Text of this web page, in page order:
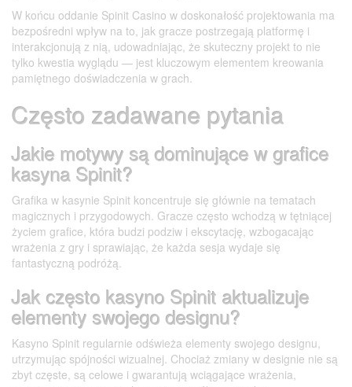
W końcu oddanie Spinit Casino w doskonałość projektowania ma
bezpośredni wpływ na to, jak gracze postrzegają platformę i
interakcjonują z nią, udowadniając, że skuteczny projekt to nie
tylko kwestia wyglądu — jest kluczowym elementem kreowania
pamiętnego doświadczenia w grach.
Często zadawane pytania
Jakie motywy są dominujące w grafice
kasyna Spinit?
Grafika w kasynie Spinit koncentruje się głównie na tematach
magicznych i przygodowych. Gracze często wchodzą w tętniącej
życiem grafice, która budzi podziw i ekscytację, wzbogacając
wrażenia z gry i sprawiając, że każda sesja wydaje się
fantastyczną podróżą.
Jak często kasyno Spinit aktualizuje
elementy swojego designu?
Kasyno Spinit regularnie odświeża elementy swojego designu,
utrzymując spójności wizualnej. Chociaż zmiany w designie nie są
zbyt częste, są celowe i gwarantują wciągające wrażenia,